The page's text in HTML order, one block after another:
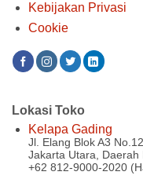
Kebijakan Privasi
Cookie
Lokasi Toko
Kelapa Gading
Jl. Elang Blok A3
Jakarta Utara,
+62 812-9000-2020